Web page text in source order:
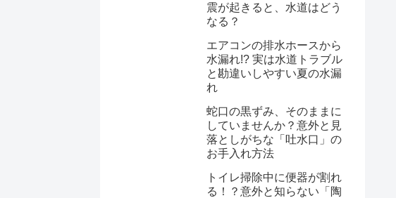
震が起きると、水道はどう
なる？
エアコンの排水ホースから
水漏れ!? 実は水道トラブル
と勘違いしやすい夏の水漏
れ
蛇口の黒ずみ、そのままに
していませんか？意外と見
落としがちな「吐水口」の
お手入れ方法
トイレ掃除中に便器が割れ
る！？意外と知らない「陶